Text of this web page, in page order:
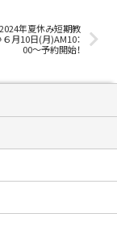
年夏休み短期教
月10日(月)AM10：
00～予約開始！